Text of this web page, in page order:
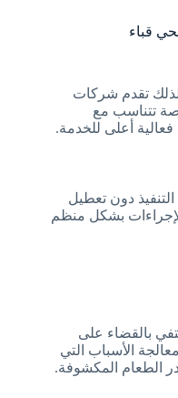
قباء
تقدم شركات
تتناسب مع
أعلى للخدمة.
دون تعطيل
بشكل منظم
بالقضاء على
الأسباب التي
الطعام المكشوفة.